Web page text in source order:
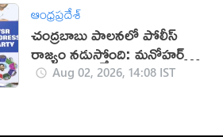
ఆంధ్రప్రదేశ్
చంద్రబాబు పాలనలో పోలీస్
రాజ్యం నడుస్తోంది: మనోహర్
రెడ్డి Aug 02, 2026, 14:08 IST